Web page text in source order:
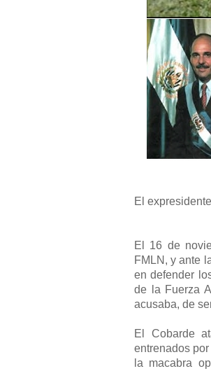
El
El 16 de
FMLN, y ante
en defender
de la Fuerza
acusaba, de
El Cobarde
entrenados
la macabra